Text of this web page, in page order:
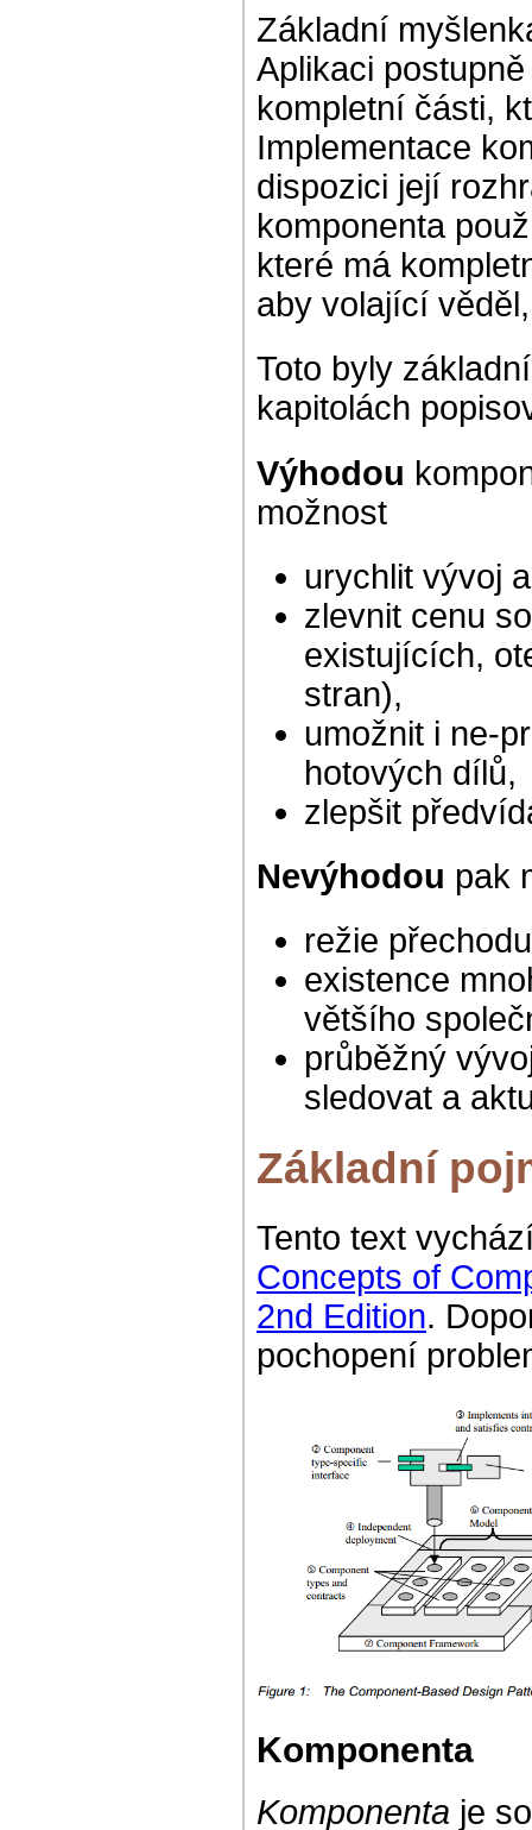
Základní
Aplikaci
kompletní části,
Implementace
dispozici její
komponenta
které má
aby volající
Toto byly
kapitolách
Výhodou
možnost
urychlit vývoj
zlevnit cenu
existujících,
stran),
umožnit i ne-
hotových dílů,
zlepšit
Nevýhodou pak
režie
existence
většího
průběžný
sledovat a
Základní
Tento text
Concepts of
2nd Edition.
pochopení
Komponenta
Komponenta je